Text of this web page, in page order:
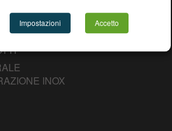
PUBBLICHE 2024
INOX
Impostazioni Accetto